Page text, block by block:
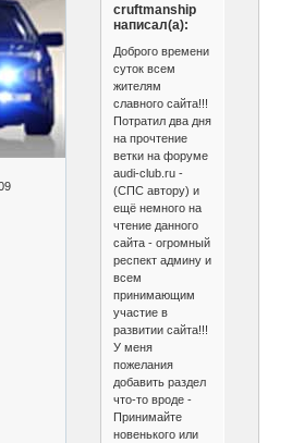
cruftmanship
написал(а):
Доброго времени
суток всем
жителям
славного сайта!!!
Потратил два дня
на прочтение
ветки на форуме
audi-club.ru -
(СПС автору) и
ещё немного на
чтение данного
сайта - огромный
респект админу и
всем
принимающим
участие в
развитии сайта!!!
У меня
пожелания
добавить раздел
что-то вроде -
Принимайте
новенького или